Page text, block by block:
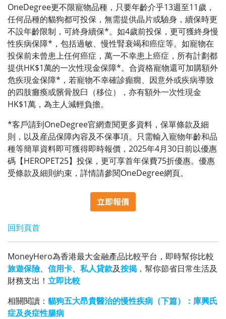
OneDegree更不限寵物品種，只要年齡介乎13週至11歲，
任何品種的貓狗都可投保，無需提供晶片或驗身，續保時更
不設年齡限制，可終身續保*。如4歲前投保，更可獲終身慢
性疾病保障*，包括過敏、慢性腎衰竭和癌症等。如寵物在
投保前未曾患上任何癌症，萬一不幸患上癌症，所有計劃都
提供HK$1萬的一次性現金保障*。合資格寵物還可加購額外
危疾現金保障*，若寵物不幸確診癲癇、因意外或疾病導致
的四肢癱瘓或髕骨脫臼（移位），亦有額外一次性現金
HK$1萬，為主人減輕負擔。
*客戶請到OneDegree官網查閱更多資料，保單條款及細
則，以及産品保障內容及不保事項。只需輸入寵物年齡和品
種等簡單資料即可獲得即時報價，2025年4月30日前以優惠
碼【HEROPET25】投保，更可享首年保費75折優惠。優惠
受條款及細則約束，詳情請參閱OneDegree網頁。
回到頁首
MoneyHero為香港最大金融產品比較平台，即時幫你比較
旅遊保險、 信用卡、 私人貸款及按揭 ，幫你節省日常生活及
財務支出！ 立即比較
相關閱讀： 貓狗五大昂貴醫治的慢性疾病（下篇）：庫興氏
症及炎症性腸病